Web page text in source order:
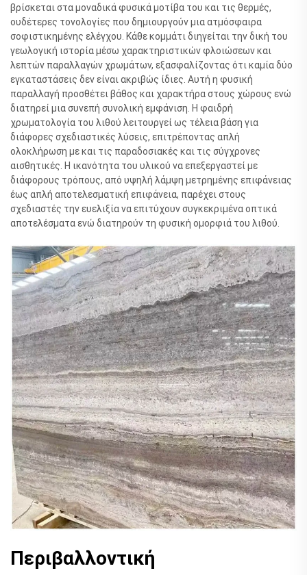
βρίσκεται στα μοναδικά φυσικά μοτίβα του και τις θερμές,
ουδέτερες τονολογίες που δημιουργούν μια ατμόσφαιρα
σοφιστικημένης ελέγχου. Κάθε κομμάτι διηγείται την δική του
γεωλογική ιστορία μέσω χαρακτηριστικών φλοιώσεων και
λεπτών παραλλαγών χρωμάτων, εξασφαλίζοντας ότι καμία δύο
εγκαταστάσεις δεν είναι ακριβώς ίδιες. Αυτή η φυσική
παραλλαγή προσθέτει βάθος και χαρακτήρα στους χώρους ενώ
διατηρεί μια συνεπή συνολική εμφάνιση. Η φαιδρή
χρωματολογία του λιθού λειτουργεί ως τέλεια βάση για
διάφορες σχεδιαστικές λύσεις, επιτρέποντας απλή
ολοκλήρωση με και τις παραδοσιακές και τις σύγχρονες
αισθητικές. Η ικανότητα του υλικού να επεξεργαστεί με
διάφορους τρόπους, από υψηλή λάμψη μετρημένης επιφάνειας
έως απλή αποτελεσματική επιφάνεια, παρέχει στους
σχεδιαστές την ευελιξία να επιτύχουν συγκεκριμένα οπτικά
αποτελέσματα ενώ διατηρούν τη φυσική ομορφιά του λιθού.
Περιβαλλοντική